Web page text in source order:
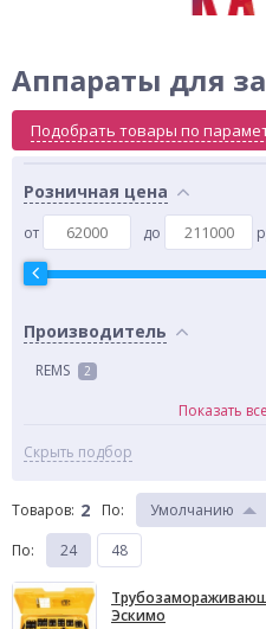
Аппараты для
Подобрать товары по
Розничная цена
от до
Производитель
REMS 2
Показать
Скрыть подбор
Товаров: 2 По: Умолчанию
По: 24 48
Эскимо